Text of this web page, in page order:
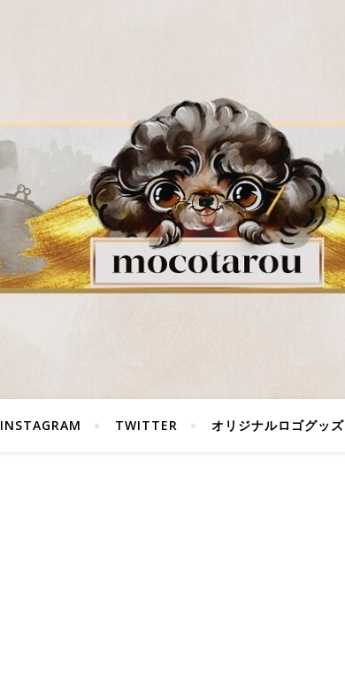
INSTAGRAM TWITTER オリジナルロゴグッズ